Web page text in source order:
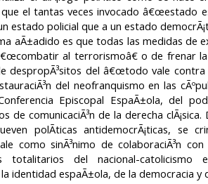
el tantas veces invocado â€œestado
estado policial que a un estado
aÃ±adido es que todas las medidas de
al terrorismoâ€ o de frenar la
despropÃ³sitos del â€œtodo vale contra
del neofranquismo en las
Episcopal EspaÃ±ola, del
de comunicaciÃ³n de la derecha
polÃ­ticas antidemocrÃ¡ticas, se
como sinÃ³nimo de colaboraciÃ³n
totalitarios del nacional-catolicismo
identidad espaÃ±ola, de la democracia y